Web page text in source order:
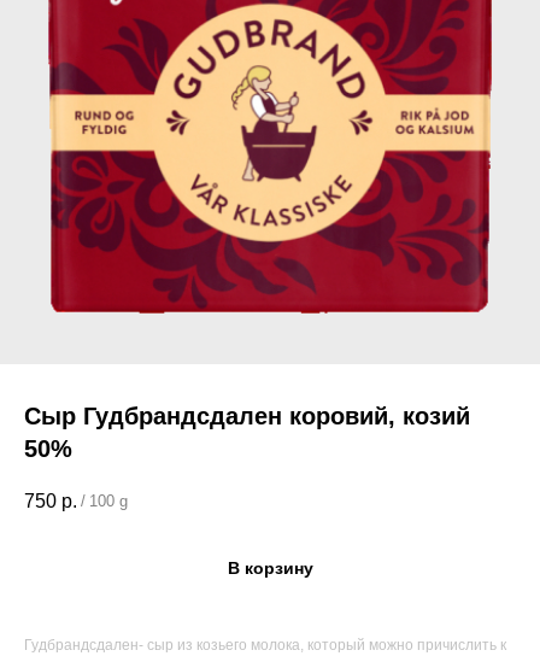
Сыр Гудбрандсдален коровий, козий
50%
750 р. / 100 g
В корзину
Гудбрандсдален- сыр из козьего молока, который можно причислить к
Поиск по каталогу